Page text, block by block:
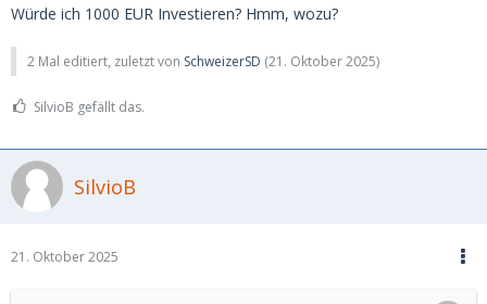
Würde ich 1000 EUR Investieren? Hmm, wozu?
2 Mal editiert, zuletzt von SchweizerSD (21. Oktober 2025)
SilvioB gefällt das.
SilvioB
21. Oktober 2025